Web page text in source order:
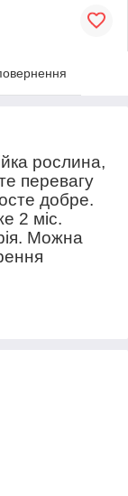
рослина,
перевагу
добре.
2 міс.
Можна